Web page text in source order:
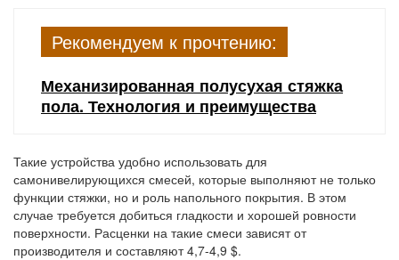
Рекомендуем к прочтению:
Механизированная полусухая стяжка
пола. Технология и преимущества
Такие устройства удобно использовать для
самонивелирующихся смесей, которые выполняют не только
функции стяжки, но и роль напольного покрытия. В этом
случае требуется добиться гладкости и хорошей ровности
поверхности. Расценки на такие смеси зависят от
производителя и составляют 4,7-4,9 $.